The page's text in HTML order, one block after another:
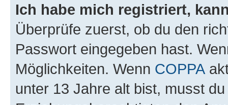
Ich habe mich registriert,
Überprüfe zuerst, ob du den
Passwort eingegeben hast.
Möglichkeiten. Wenn COPPA
unter 13 Jahre alt bist, musst